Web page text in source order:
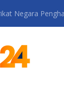
Negara